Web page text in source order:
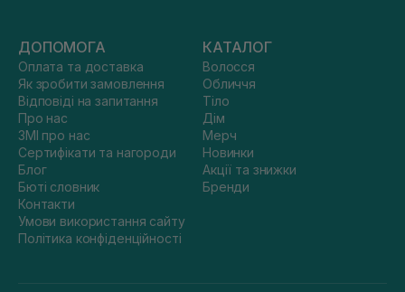
ДОПОМОГА
Оплата та доставка
Як зробити замовлення
Відповіді на запитання
Про нас
ЗМІ про нас
Сертифікати та нагороди
Блог
Бюті словник
Контакти
Умови використання сайту
Політика конфіденційності
КАТАЛОГ
Волосся
Обличчя
Тіло
Дім
Мерч
Новинки
Акції та знижки
Бренди